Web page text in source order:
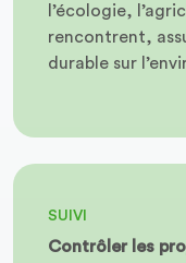
l’écologie,
rencontrent,
durable sur
SUIVI
Contrôler les